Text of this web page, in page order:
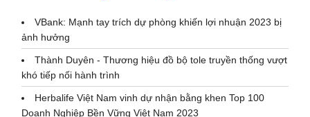
VBank: Mạnh tay trích dự phòng khiến lợi nhuận 2023 bị
ảnh hưởng
Thành Duyên - Thương hiệu đồ bộ tole truyền thống vượt
khó tiếp nối hành trình
Herbalife Việt Nam vinh dự nhận bằng khen Top 100
Doanh Nghiệp Bền Vững Việt Nam 2023